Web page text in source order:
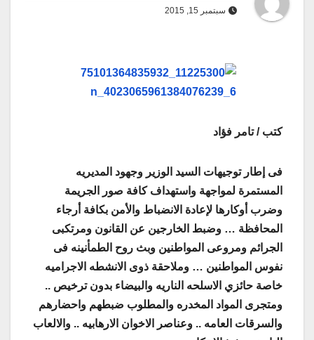
سبتمبر 15, 2015
كتب / تامر فؤاد
فى إطار توجيهات السيد الوزير وجهود المديريه
المستمرة لمواجهة واستهداف كافة صور الجريمة
وضرب أوكارها لإعادة الانضباط والأمن بكافة أرجاء
المحافظة … وضبط الخارجين عن القانون ومرتكبى
الجرائم ومروعى المواطنين وبث روح الطمأنينه فى
نفوس المواطنين … وملاحقة ذوى الانشطه الاجراميه
خاصة حائزي الاسلحه الناريه والبيضاء بدون ترخيص ..
ومتجرى المواد المخدره والمطلوب ضبطهم واحضارهم
والسرقات العامه .. وعناصر الاخوان الارهابيه .. والالعاب